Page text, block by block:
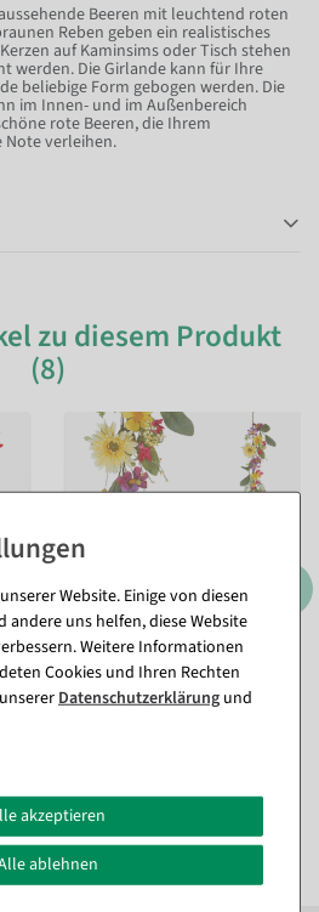
Beeren mit leuchtend roten
Reben geben ein realistisches
auf Kaminsims oder Tisch stehen
werden. Die Girlande kann für Ihre
beliebige Form gebogen werden. Die
im Innen- und im Außenbereich
rote Beeren, die Ihrem
Note verleihen.
zu diesem Produkt
(8)
Künstliche Gerbera-
Feldblumen-Girlande, 140
cm
39,21 €
32,95 EUR zzgl. ges. MwSt.
Website. Einige von diesen
andere uns helfen, diese Website
Weitere Informationen
Cookies und Ihren Rechten
Daten­schutz­erklärung und
akzeptieren
ablehnen